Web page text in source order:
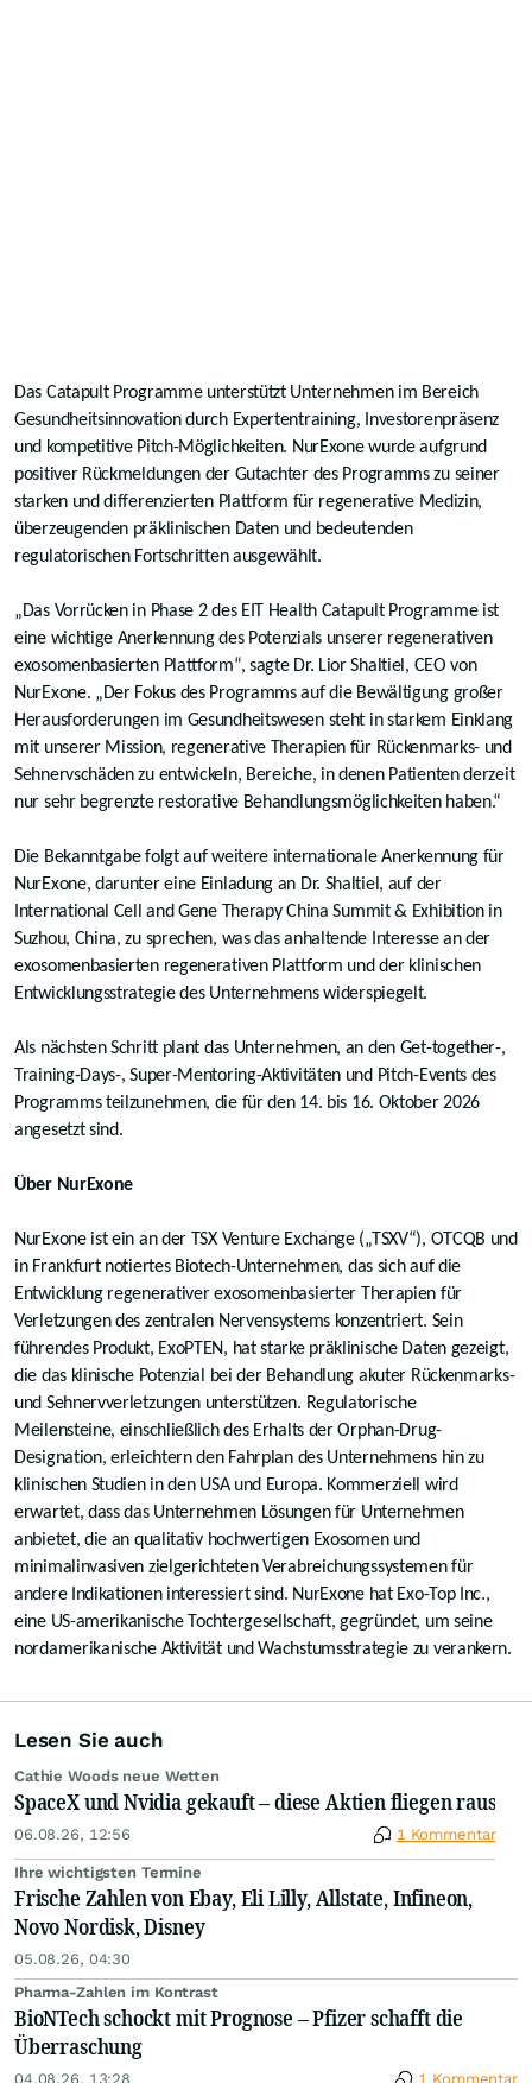
Das Catapult Programme unterstützt Unternehmen im Bereich
Gesundheitsinnovation durch Expertentraining, Investorenpräsenz
und kompetitive Pitch-Möglichkeiten. NurExone wurde aufgrund
positiver Rückmeldungen der Gutachter des Programms zu seiner
starken und differenzierten Plattform für regenerative Medizin,
überzeugenden präklinischen Daten und bedeutenden
regulatorischen Fortschritten ausgewählt.
„Das Vorrücken in Phase 2 des EIT Health Catapult Programme ist
eine wichtige Anerkennung des Potenzials unserer regenerativen
exosomenbasierten Plattform“, sagte Dr. Lior Shaltiel, CEO von
NurExone. „Der Fokus des Programms auf die Bewältigung großer
Herausforderungen im Gesundheitswesen steht in starkem Einklang
mit unserer Mission, regenerative Therapien für Rückenmarks- und
Sehnervschäden zu entwickeln, Bereiche, in denen Patienten derzeit
nur sehr begrenzte restorative Behandlungsmöglichkeiten haben.“
Die Bekanntgabe folgt auf weitere internationale Anerkennung für
NurExone, darunter eine Einladung an Dr. Shaltiel, auf der
International Cell and Gene Therapy China Summit & Exhibition in
Suzhou, China, zu sprechen, was das anhaltende Interesse an der
exosomenbasierten regenerativen Plattform und der klinischen
Entwicklungsstrategie des Unternehmens widerspiegelt.
Als nächsten Schritt plant das Unternehmen, an den Get-together-,
Training-Days-, Super-Mentoring-Aktivitäten und Pitch-Events des
Programms teilzunehmen, die für den 14. bis 16. Oktober 2026
angesetzt sind.
Über NurExone
NurExone ist ein an der TSX Venture Exchange („TSXV“), OTCQB und
in Frankfurt notiertes Biotech-Unternehmen, das sich auf die
Entwicklung regenerativer exosomenbasierter Therapien für
Verletzungen des zentralen Nervensystems konzentriert. Sein
führendes Produkt, ExoPTEN, hat starke präklinische Daten gezeigt,
die das klinische Potenzial bei der Behandlung akuter Rückenmarks-
und Sehnervverletzungen unterstützen. Regulatorische
Meilensteine, einschließlich des Erhalts der Orphan-Drug-
Designation, erleichtern den Fahrplan des Unternehmens hin zu
klinischen Studien in den USA und Europa. Kommerziell wird
erwartet, dass das Unternehmen Lösungen für Unternehmen
anbietet, die an qualitativ hochwertigen Exosomen und
minimalinvasiven zielgerichteten Verabreichungssystemen für
andere Indikationen interessiert sind. NurExone hat Exo-Top Inc.,
eine US-amerikanische Tochtergesellschaft, gegründet, um seine
nordamerikanische Aktivität und Wachstumsstrategie zu verankern.
Lesen Sie auch
Cathie Woods neue Wetten
SpaceX und Nvidia gekauft – diese Aktien fliegen raus
06.08.26, 12:56 1 Kommentar
Ihre wichtigsten Termine
Frische Zahlen von Ebay, Eli Lilly, Allstate, Infineon,
Novo Nordisk, Disney
05.08.26, 04:30
Pharma-Zahlen im Kontrast
BioNTech schockt mit Prognose – Pfizer schafft die
Überraschung
04.08.26, 13:28 1 Kommentar